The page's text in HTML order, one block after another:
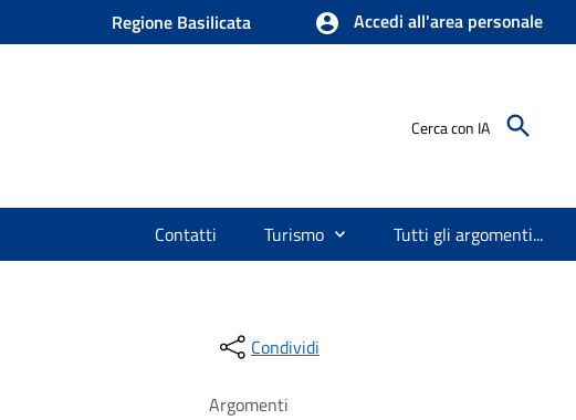
Regione Basilicata Accedi all'area personale
Cerca con IA
Contatti Turismo Tutti gli argomenti...
Condividi
Argomenti